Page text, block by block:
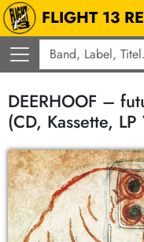
FLIGHT 13
DEERHOOF –
(CD, Kassette,